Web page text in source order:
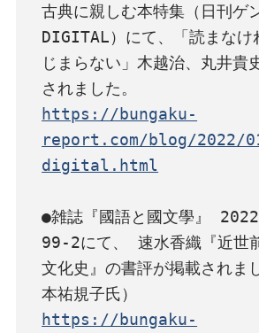
古典に親しむ本特集（日刊ゲ
DIGITAL）にて、「読まなけ
じまらない」木越治、丸井貴
https://bungaku-
report.com/blog/2022/
digital.html
●雑誌『國語と國文學』
99-2にて、 速水香織『近世
文化史』の書評が掲載されま
https://bungaku-